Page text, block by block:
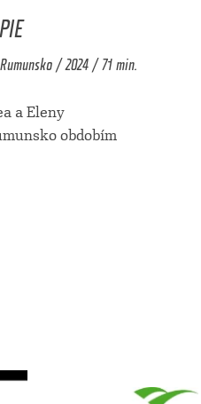
/ 2024 / 71 min.
a Eleny
obdobím